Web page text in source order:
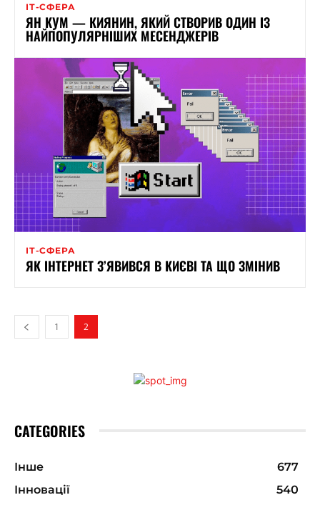
ІТ-СФЕРА
ЯН КУМ — КИЯНИН, ЯКИЙ СТВОРИВ ОДИН ІЗ
НАЙПОПУЛЯРНІШИХ МЕСЕНДЖЕРІВ
ІТ-СФЕРА
ЯК ІНТЕРНЕТ З’ЯВИВСЯ В КИЄВІ ТА ЩО ЗМІНИВ
1 2
CATEGORIES
Інше
677
Інновації
540